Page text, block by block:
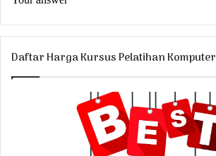
Daftar Harga Kursus Pelatihan Komputer